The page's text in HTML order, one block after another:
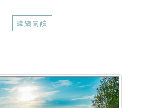
繼續閱讀